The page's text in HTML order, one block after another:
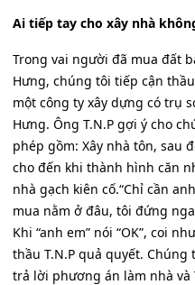
Ai tiếp tay cho xây nhà
Trong vai người đã mua đất
Hưng, chúng tôi tiếp cận
một công ty xây dựng có trụ
Hưng. Ông T.N.P gợi ý cho
phép gồm: Xây nhà tôn, sau
cho đến khi thành hình căn
nhà gạch kiên cố.“Chỉ cần
mua nằm ở đâu, tôi đứng
Khi “anh em” nói “OK”, coi
thầu T.N.P quả quyết. Chúng
trả lời phương án làm nhà và